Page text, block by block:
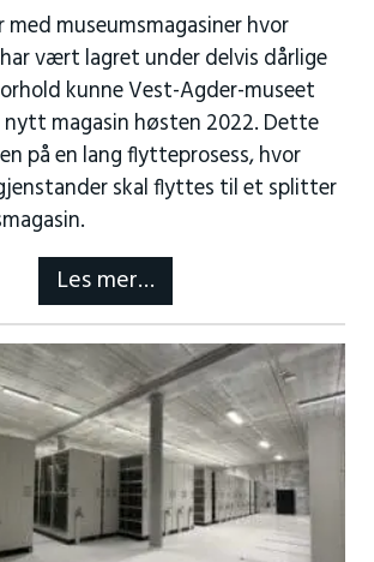
med museumsmagasiner hvor
vært lagret under delvis dårlige
kunne Vest-Agder-museet
magasin høsten 2022. Dette
på en lang flytteprosess, hvor
skal flyttes til et splitter
Les mer…